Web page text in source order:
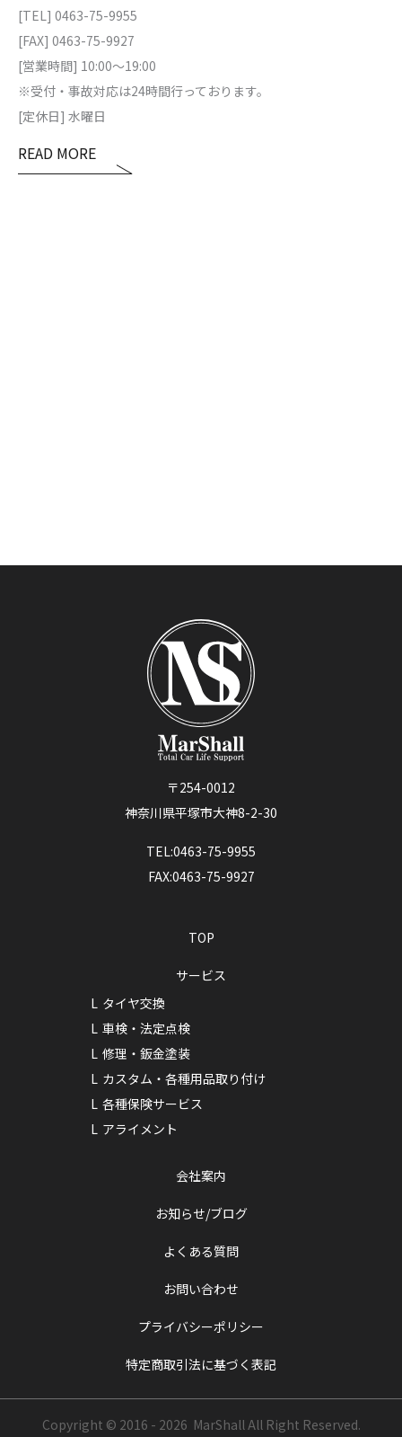
[TEL] 0463-75-9955
[FAX] 0463-75-9927
[営業時間] 10:00～19:00
※受付・事故対応は24時間行っております。
[定休日] 水曜日
READ MORE
〒254-0012
神奈川県平塚市大神8-2-30
TEL:0463-75-9955
FAX:0463-75-9927
TOP
サービス
タイヤ交換
車検・法定点検
修理・鈑金塗装
カスタム・各種用品取り付け
各種保険サービス
アライメント
会社案内
お知らせ/ブログ
よくある質問
お問い合わせ
プライバシーポリシー
特定商取引法に基づく表記
Copyright © 2016 - 2026 MarShallAll Right Reserved.